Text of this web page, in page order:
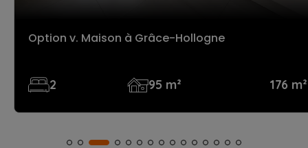
Option v. Maisonà Grâce-Hollogne
2 95 m² 176 m²